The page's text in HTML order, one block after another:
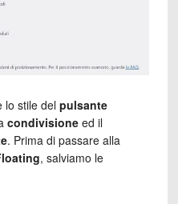
lo stile del pulsante
condivisioneed il
. Prima di passare alla
, salviamo le